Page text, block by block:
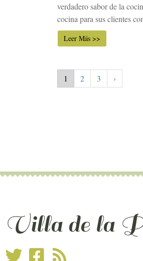
verdadero sabor de la
cocina para sus clientes
Leer Más >>
1 2 3 ›
Villa de la